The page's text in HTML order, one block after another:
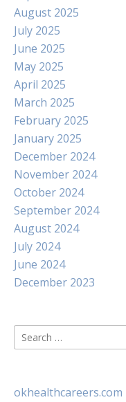
August 2025
July 2025
June 2025
May 2025
April 2025
March 2025
February 2025
January 2025
December 2024
November 2024
October 2024
September 2024
August 2024
July 2024
June 2024
December 2023
Search
for:
okhealthcareers.com